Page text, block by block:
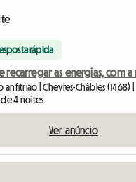
rápida
anfitrião | Cheyres-Châbles (1468) |
de 4 noites
Ver anúncio